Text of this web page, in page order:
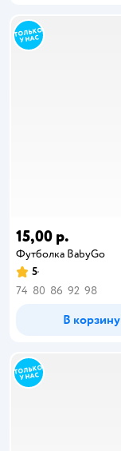
15,00 р.
Футболка BabyGо
5
74 80 86 92 98
В корзину